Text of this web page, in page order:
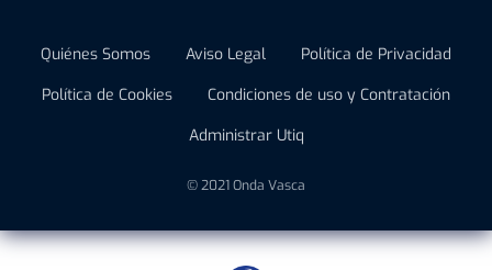
Quiénes Somos Aviso Legal
Política de Privacidad
Política de Cookies
Condiciones de uso y Contratación
Administrar Utiq
© 2021 Onda Vasca